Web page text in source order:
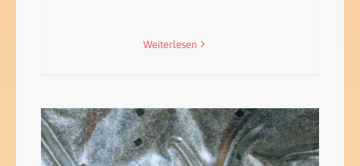
Weiterlesen